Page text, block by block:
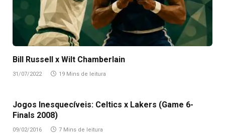
Bill Russell x Wilt Chamberlain
31/07/2022 19 Mins de leitura
Jogos Inesquecíveis: Celtics x Lakers (Game 6-
Finals 2008)
09/02/2016 7 Mins de leitura